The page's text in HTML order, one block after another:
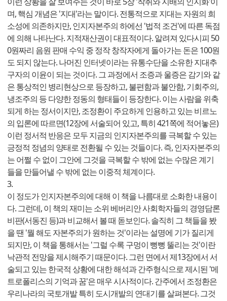
며, 핵심 개념은 '지대'라는 말이다. 전통적으로 지대는 자원의 희
소성에 의존하지만, 인지자본주의 하에선 '법적 조건'에 따른 독점
에 의해 나타난다. 지적재산권이 대표적이다. 알려져 있다시피 50
0원짜리 음원 판매 수익 중 정작 창작자에게 돌아가는 돈은 100원
도 되지 않는다. 나머진 인터넷이라는 유통수단을 소유한 지대추
구자의 이윤이 되는 것이다. 그 과정에서 조증과 울증은 감기와 같
은 통상적인 병리현상으로 등장하고, 불편함과 불안함, 기회주의,
냉조주의 등 다양한 정동의 형태들이 등장한다. 이는 사람을 위축
되게 하는 정서이지만, 조정환이 주요하게 인용하고 있는 비르노
의 입론에 따르면(12장에 서술되어 있고, 특히 421쪽에 적어놓은)
이런 정서적 반응은 모두 지금의 인지자본주의를 극복할 수 있는
긍정적 정념의 양태로 전환될 수 있는 것들이다. 즉, 인자자본주의
는 어쩔 수 없이 그안에 그것을 극복할 수 밖에 없는 수많은 계기
들을 만들어낼 수 밖에 없는 이중적 체계이다.
3.
이 정도가 인지자본주의에 대해 이 책을 나름대로 소화한 내용이
다. 그런데, 이 책의 재미는 소위 베버리안 사회학자들의 경영담론
비판(서동진 등)과 비교해서 볼 때 돋보인다. 솔직히 그 책들을 봤
을 땐 '뭘 해도 자본주의가 원하는 것'이라는 설명에 기가 질리게
되지만, 이 책을 통해서는 '그럴 수록 구멍이 뻥뻥 뚤리는 것'이란
낙관적 전망을 제시해주기 때문이다. 그런 면에서 제13장에서 서
술되고 있는 한국적 상황에 대한 해석과 간주형식으로 제시된 '메
트로폴리스의 기억과 꿈'은 매우 시사적이다. 간주에서 조정환은
우리나라의 국토개발 특히 도시개발의 연대기를 살펴본다. 그것